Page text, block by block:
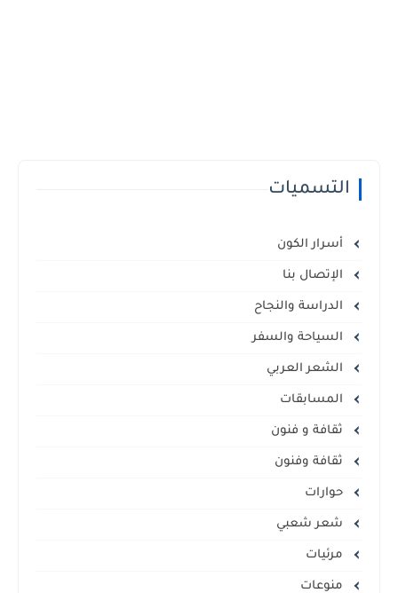
التسميات
أسرار الكون
الإتصال بنا
الدراسة والنجاح
السياحة والسفر
الشعر العربي
المسابقات
ثقافة و فنون
ثقافة وفنون
حوارات
شعر شعبي
مرئيات
منوعات